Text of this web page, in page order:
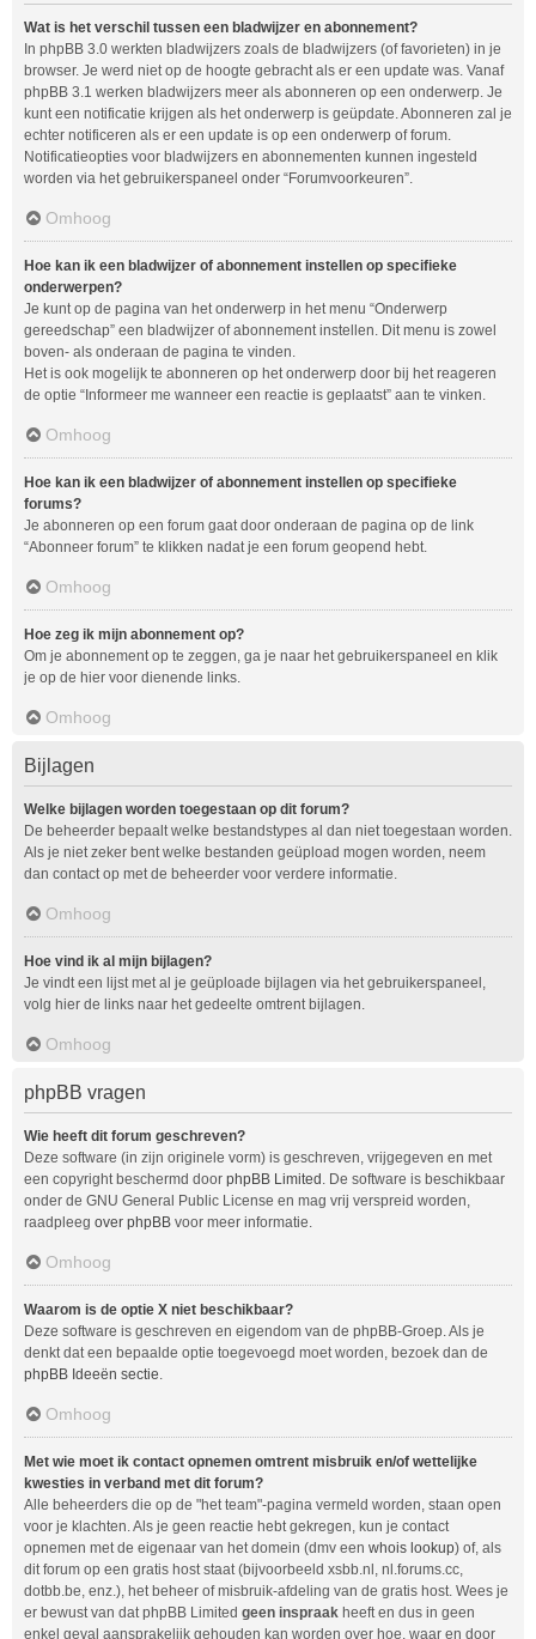
Wat is het verschil tussen een bladwijzer en abonnement?
In phpBB 3.0 werkten bladwijzers zoals de bladwijzers (of favorieten) in je
browser. Je werd niet op de hoogte gebracht als er een update was. Vanaf
phpBB 3.1 werken bladwijzers meer als abonneren op een onderwerp. Je
kunt een notificatie krijgen als het onderwerp is geüpdate. Abonneren zal je
echter notificeren als er een update is op een onderwerp of forum.
Notificatieopties voor bladwijzers en abonnementen kunnen ingesteld
worden via het gebruikerspaneel onder “Forumvoorkeuren”.
Omhoog
Hoe kan ik een bladwijzer of abonnement instellen op specifieke
onderwerpen?
Je kunt op de pagina van het onderwerp in het menu “Onderwerp
gereedschap” een bladwijzer of abonnement instellen. Dit menu is zowel
boven- als onderaan de pagina te vinden.
Het is ook mogelijk te abonneren op het onderwerp door bij het reageren
de optie “Informeer me wanneer een reactie is geplaatst” aan te vinken.
Omhoog
Hoe kan ik een bladwijzer of abonnement instellen op specifieke
forums?
Je abonneren op een forum gaat door onderaan de pagina op de link
“Abonneer forum” te klikken nadat je een forum geopend hebt.
Omhoog
Hoe zeg ik mijn abonnement op?
Om je abonnement op te zeggen, ga je naar het gebruikerspaneel en klik
je op de hier voor dienende links.
Omhoog
Bijlagen
Welke bijlagen worden toegestaan op dit forum?
De beheerder bepaalt welke bestandstypes al dan niet toegestaan worden.
Als je niet zeker bent welke bestanden geüpload mogen worden, neem
dan contact op met de beheerder voor verdere informatie.
Omhoog
Hoe vind ik al mijn bijlagen?
Je vindt een lijst met al je geüploade bijlagen via het gebruikerspaneel,
volg hier de links naar het gedeelte omtrent bijlagen.
Omhoog
phpBB vragen
Wie heeft dit forum geschreven?
Deze software (in zijn originele vorm) is geschreven, vrijgegeven en met
een copyright beschermd door phpBB Limited . De software is beschikbaar
onder de GNU General Public License en mag vrij verspreid worden,
raadpleeg over phpBB voor meer informatie.
Omhoog
Waarom is de optie X niet beschikbaar?
Deze software is geschreven en eigendom van de phpBB-Groep. Als je
denkt dat een bepaalde optie toegevoegd moet worden, bezoek dan de
phpBB Ideeën sectie.
Omhoog
Met wie moet ik contact opnemen omtrent misbruik en/of wettelijke
kwesties in verband met dit forum?
Alle beheerders die op de "het team"-pagina vermeld worden, staan open
voor je klachten. Als je geen reactie hebt gekregen, kun je contact
opnemen met de eigenaar van het domein (dmv een whois lookup) of, als
dit forum op een gratis host staat (bijvoorbeeld xsbb.nl, nl.forums.cc,
dotbb.be, enz.), het beheer of misbruik-afdeling van de gratis host. Wees je
er bewust van dat phpBB Limited geen inspraak heeft en dus in geen
enkel geval aansprakelijk gehouden kan worden over hoe, waar en door